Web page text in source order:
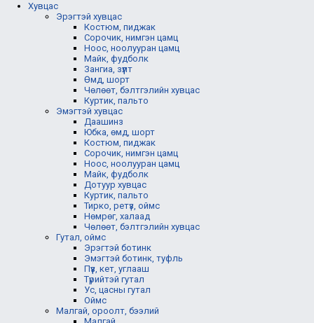
Хувцас
Эрэгтэй хувцас
Костюм, пиджак
Сорочик, нимгэн цамц
Ноос, ноолууран цамц
Майк, фудболк
Зангиа, зүүлт
Өмд, шорт
Чөлөөт, бэлтгэлийн хувцас
Куртик, пальто
Эмэгтэй хувцас
Даашинз
Юбка, өмд, шорт
Костюм, пиджак
Сорочик, нимгэн цамц
Ноос, ноолууран цамц
Майк, фудболк
Дотуур хувцас
Куртик, пальто
Тирко, ретүз, оймс
Нөмрөг, халаад
Чөлөөт, бэлтгэлийн хувцас
Гутал, оймс
Эрэгтэй ботинк
Эмэгтэй ботинк, туфль
Пүүз, кет, углааш
Түрийтэй гутал
Ус, цасны гутал
Оймс
Малгай, ороолт, бээлий